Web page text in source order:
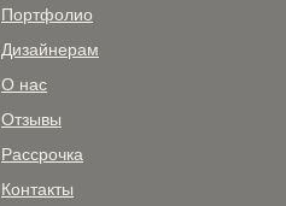
О нас
Портфолио
Рассрочка
Отзывы
Дизайнерам
Контакты